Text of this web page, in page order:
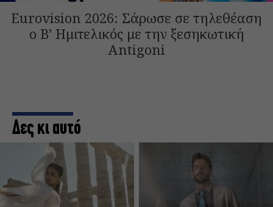
Eurovision 2026: Σάρωσε σε τηλεθέαση
ο Β’ Ημιτελικός με την ξεσηκωτική
Antigoni
Δες κι αυτό